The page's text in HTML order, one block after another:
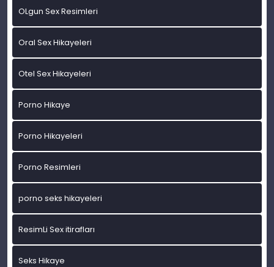
OLgun Sex Resimleri
Oral Sex Hikayeleri
Otel Sex Hikayeleri
Porno Hikaye
Porno Hikayeleri
Porno Resimleri
porno seks hikayeleri
ResimLi Sex itirafları
Seks Hikaye